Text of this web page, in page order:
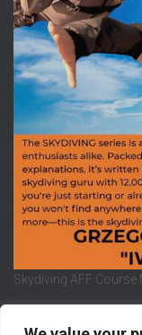
Skydiving AFF Course